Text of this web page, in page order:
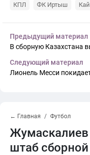
КПЛ ФК Иртыш
Предыдущий материал
В сборную Казахстана
Следующий материал
Лионель Месси
← Главная Футбол
Жумаскалиев
штаб сборной